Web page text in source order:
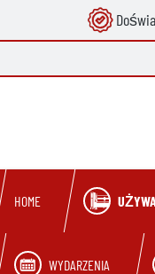
Przejdź
HOME
WYDARZENIA